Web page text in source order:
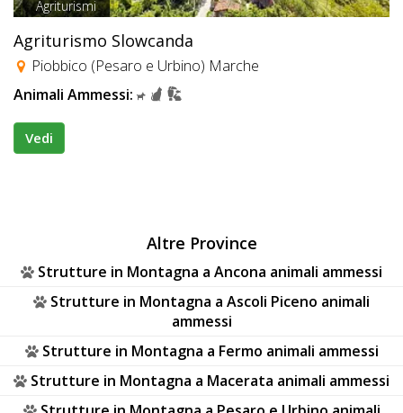
Agriturismi
Agriturismo Slowcanda
Piobbico (Pesaro e Urbino) Marche
Animali Ammessi:
Vedi
Altre Province
Strutture in Montagna a Ancona animali ammessi
Strutture in Montagna a Ascoli Piceno animali
ammessi
Strutture in Montagna a Fermo animali ammessi
Strutture in Montagna a Macerata animali ammessi